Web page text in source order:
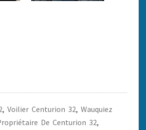
, Voilier Centurion 32, Wauquiez
De Centurion 32,